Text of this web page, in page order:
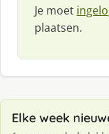
Je moet
plaatsen.
Elke week